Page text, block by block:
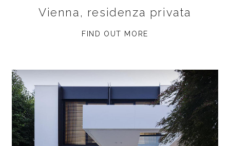
Vienna, residenza privata
FIND OUT MORE